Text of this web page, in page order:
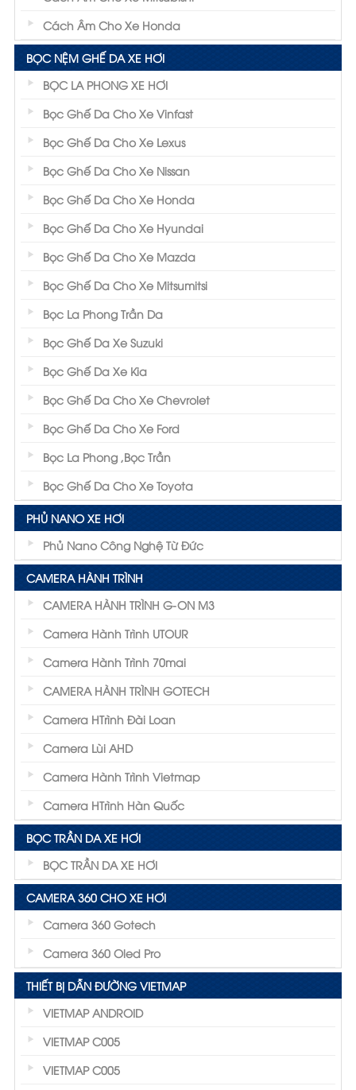
Cách Âm Cho Xe Honda
BỌC NỆM GHẾ DA XE HƠI
BỌC LA PHONG XE HƠI
Bọc Ghế Da Cho Xe Vinfast
Bọc Ghế Da Cho Xe Lexus
Bọc Ghế Da Cho Xe Nissan
Bọc Ghế Da Cho Xe Honda
Bọc Ghế Da Cho Xe Hyundai
Bọc Ghế Da Cho Xe Mazda
Bọc Ghế Da Cho Xe Mitsumitsi
Bọc La Phong Trần Da
Bọc Ghế Da Xe Suzuki
Bọc Ghế Da Xe Kia
Bọc Ghế Da Cho Xe Chevrolet
Bọc Ghế Da Cho Xe Ford
Bọc La Phong ,Bọc Trần
Bọc Ghế Da Cho Xe Toyota
PHỦ NANO XE HƠI
Phủ Nano Công Nghệ Từ Đức
CAMERA HÀNH TRÌNH
CAMERA HÀNH TRÌNH G-ON M3
Camera Hành Trình UTOUR
Camera Hành Trình 70mai
CAMERA HÀNH TRÌNH GOTECH
Camera HTrình Đài Loan
Camera Lùi AHD
Camera Hành Trình Vietmap
Camera HTrình Hàn Quốc
BỌC TRẦN DA XE HƠI
BỌC TRẦN DA XE HƠI
CAMERA 360 CHO XE HƠI
Camera 360 Gotech
Camera 360 Oled Pro
THIẾT BỊ DẪN ĐƯỜNG VIETMAP
VIETMAP ANDROID
VIETMAP C005
VIETMAP C005